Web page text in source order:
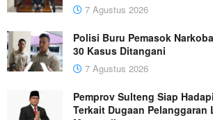
7 Agustus 2026
Polisi Buru Pemasok
30 Kasus Ditangani
7 Agustus 2026
Pemprov Sulteng Siap
Terkait Dugaan